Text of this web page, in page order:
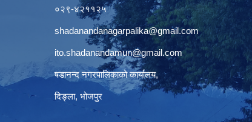
०२९-४२११२५
shadanandanagarpalika@gmail.com
ito.shadanandamun@gmail.com
षडानन्द नगरपालिकाको कार्यालय,
दिङ्ला, भोजपुर